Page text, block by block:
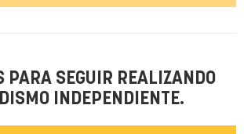
PARA SEGUIR REALIZANDO
INDEPENDIENTE.